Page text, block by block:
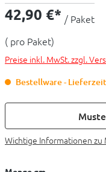
42,90 €* / Paket
( pro Paket)
Preise inkl. MwSt. zzgl.
Bestellware -
Wichtige Informationen